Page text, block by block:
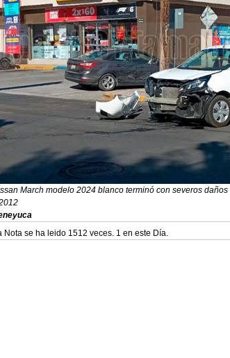
March modelo 2024 blanco terminó con severos
Nota se ha leido 1512 veces. 1 en este Día.